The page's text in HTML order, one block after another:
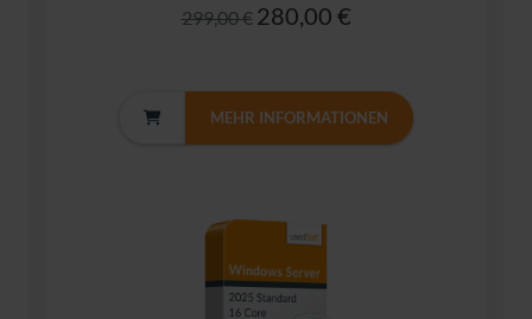
299,00 € 280,00 €
MEHR INFORMATIONEN